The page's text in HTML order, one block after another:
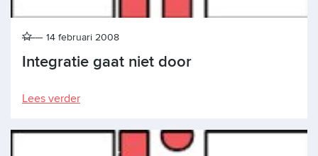
Integratie gaat niet door
14 februari 2008
Lees verder